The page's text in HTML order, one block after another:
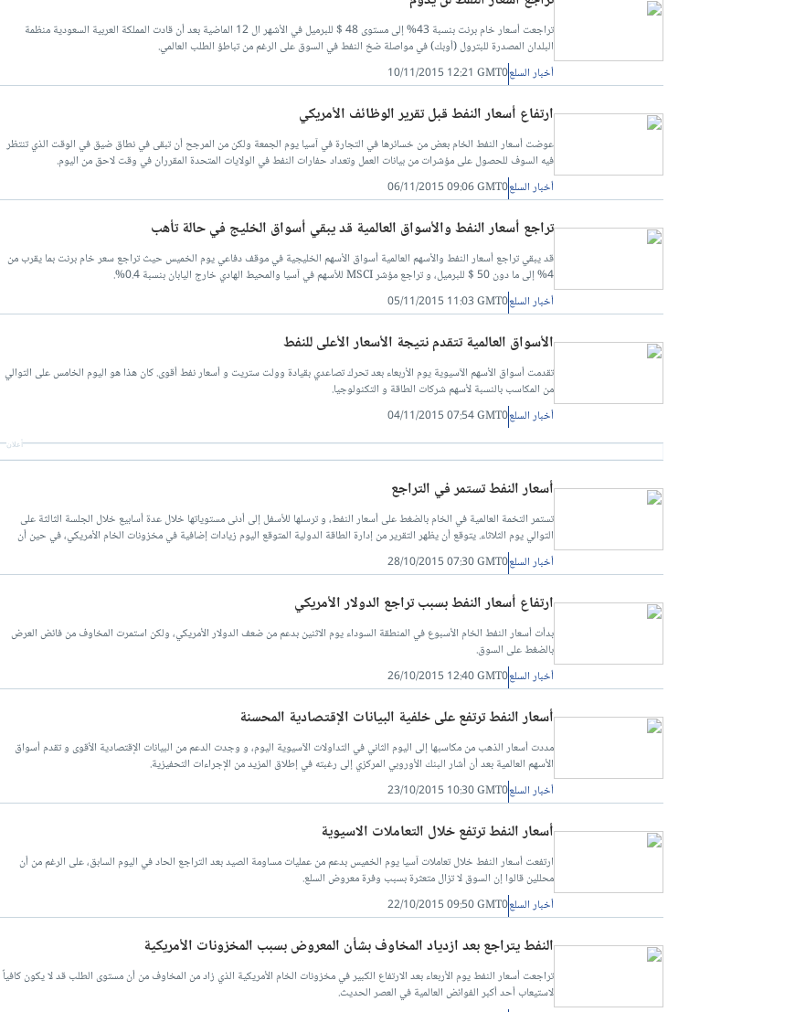
تراجعت أسعار خام برنت بنسبة 43% إلى مستوى 48 $ للبرميل في الأشهر ال 12 الماضية بعد أن قادت المملكة العربية السعودية منظمة
البلدان المصدرة للبترول (أوبك) في مواصلة ضخ النفط في السوق على الرغم من تباطؤ الطلب العالمي.
أخبار السلع10/11/2015 12:21 GMT0
ارتفاع أسعار النفط قبل تقرير الوظائف الأمريكي
عوضت أسعار النفط الخام بعض من خسائرها في التجارة في آسيا يوم الجمعة ولكن من المرجح أن تبقى في نطاق ضيق في الوقت الذي تنتظر
فيه السوف للحصول على مؤشرات من بيانات العمل وتعداد حفارات النفط في الولايات المتحدة المقرران في وقت لاحق من اليوم.
أخبار السلع06/11/2015 09:06 GMT0
تراجع أسعار النفط والأسواق العالمية قد يبقي أسواق الخليج في حالة تأهب
قد يبقي تراجع أسعار النفط والأسهم العالمية أسواق الأسهم الخليجية في موقف دفاعي يوم الخميس حيث تراجع سعر خام برنت بما يقرب من
4% إلى ما دون 50 $ للبرميل، و تراجع مؤشر MSCI للأسهم في آسيا والمحيط الهادي خارج اليابان بنسبة 0.4%.
أخبار السلع05/11/2015 11:03 GMT0
الأسواق العالمية تتقدم نتيجة الأسعار الأعلى للنفط
تقدمت أسواق الأسهم الآسيوية يوم الأربعاء بعد تحرك تصاعدي بقيادة وولت ستريت و أسعار نفط أقوى. كان هذا هو اليوم الخامس على التوالي
من المكاسب بالنسبة لأسهم شركات الطاقة و التكنولوجيا.
أخبار السلع04/11/2015 07:54 GMT0
أعلان
أسعار النفط تستمر في التراجع
تستمر التخمة العالمية في الخام بالضغط على أسعار النفط، و ترسلها للأسفل إلى أدنى مستوياتها خلال عدة أسابيع خلال الجلسة الثالثة على
التوالي يوم الثلاثاء. يتوقع أن يظهر التقرير من إدارة الطاقة الدولية المتوقع اليوم زيادات إضافية في مخزونات الخام الأمريكي، في حين أن
أسعار النفط إستقرت عند أدنى مستوياتها خلال شهرين عند 4.320$ للبرميل
أخبار السلع28/10/2015 07:30 GMT0
ارتفاع أسعار النفط بسبب تراجع الدولار الأمريكي
بدأت أسعار النفط الخام الأسبوع في المنطقة السوداء يوم الاثنين بدعم من ضعف الدولار الأمريكي، ولكن استمرت المخاوف من فائض العرض
بالضغط على السوق.
أخبار السلع26/10/2015 12:40 GMT0
أسعار النفط ترتفع على خلفية البيانات الإقتصادية المحسنة
مددت أسعار الذهب من مكاسبها إلى اليوم الثاني في التداولات الآسيوية اليوم، و وجدت الدعم من البيانات الإقتصادية الأقوى و تقدم أسواق
الأسهم العالمية بعد أن أشار البنك الأوروبي المركزي إلى رغبته في إطلاق المزيد من الإجراءات التحفيزية.
أخبار السلع23/10/2015 10:30 GMT0
أسعار النفط ترتفع خلال التعاملات الاسيوية
ارتفعت أسعار النفط خلال تعاملات آسيا يوم الخميس بدعم من عمليات مساومة الصيد بعد التراجع الحاد في اليوم السابق، على الرغم من أن
محللين قالوا إن السوق لا تزال متعثرة بسبب وفرة معروض السلع.
أخبار السلع22/10/2015 09:50 GMT0
النفط يتراجع بعد ازدياد المخاوف بشأن المعروض بسبب المخزونات الأمريكية
تراجعت أسعار النفط يوم الأربعاء بعد الارتفاع الكبير في مخزونات الخام الأمريكية الذي زاد من المخاوف من أن مستوى الطلب قد لا يكون كافياً
لاستيعاب أحد أكبر الفوائض العالمية في العصر الحديث.